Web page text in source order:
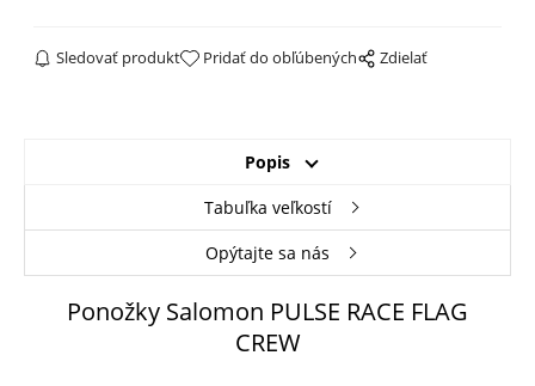
Sledovať produkt Pridať do obľúbených Zdielať
Popis
Tabuľka veľkostí
Opýtajte sa nás
Ponožky Salomon PULSE RACE FLAG
CREW